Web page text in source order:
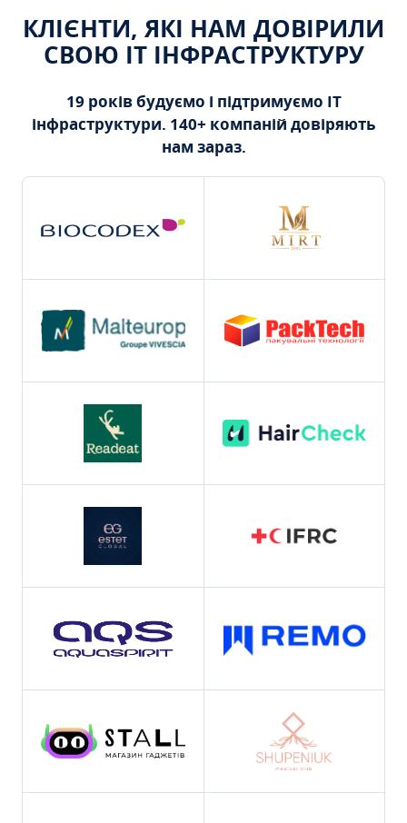
КЛІЄНТИ, ЯКІ НАМ ДОВІРИЛИ
СВОЮ ІТ ІНФРАСТРУКТУРУ
19 років будуємо і підтримуємо ІТ
інфраструктури. 140+ компаній довіряють
нам зараз.